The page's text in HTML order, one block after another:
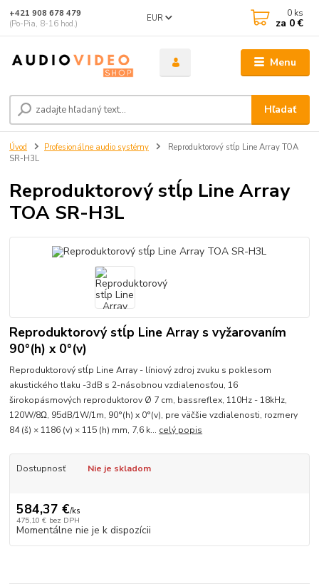
Menu
EUR
Hľadať
+421 908 678 479
(Po-Pia, 8-16 hod.)
0 ks
za 0 €
Úvod Profesionálne audio systémy
Reproduktorový stĺp Line Array TOA
SR-H3L
Reproduktorový stĺp Line Array
TOA SR-H3L
Reproduktorový stĺp Line Array s vyžarovaním
90°(h) x 0°(v)
Reproduktorový stĺp Line Array - líniový zdroj zvuku s poklesom
akustického tlaku -3dB s 2-násobnou vzdialenosťou, 16
širokopásmových reproduktorov Ø 7 cm, bassreflex, 110Hz - 18kHz,
120W/8Ω, 95dB/1W/1m, 90°(h) x 0°(v), pre väčšie vzdialenosti, rozmery
84 (š) × 1186 (v) × 115 (h) mm, 7,6 k... celý popis
Dostupnosť Nie je skladom
584,37 €/ks
475,10 € bez DPH
Momentálne nie je k dispozícii